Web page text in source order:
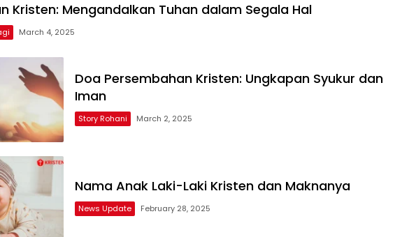
Kristen: Mengandalkan Tuhan dalam Segala Hal
March 4, 2025
Doa Persembahan Kristen: Ungkapan Syukur dan
Iman
Story Rohani March 2, 2025
Nama Anak Laki-Laki Kristen dan Maknanya
News Update February 28, 2025